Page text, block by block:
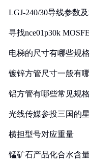
LGJ-240/30导线参数
寻找nce01p30k
电梯的尺寸有哪些规格
镀锌方管尺寸一般有
铝方管有哪些常见规格
光线传媒参投三国的
横担型号对应重量
锰矿石产品化合水含